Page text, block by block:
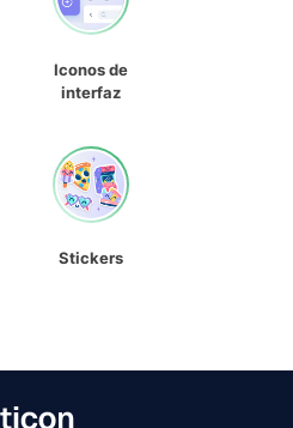
Iconos de
interfaz
Stickers